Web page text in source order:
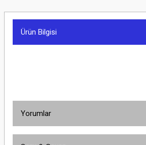
Ürün Bilgisi
Yorumlar